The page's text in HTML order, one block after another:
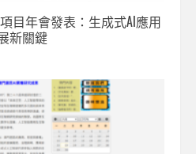
目年會發表：生成式AI應用
新關鍵